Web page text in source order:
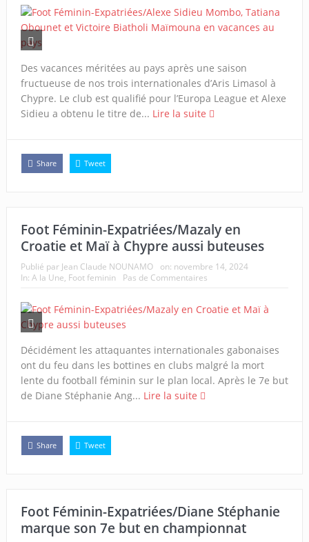
Des vacances méritées au pays après une saison
fructueuse de nos trois internationales d’Aris Limasol à
Chypre. Le club est qualifié pour l’Europa League et Alexe
Sidieu a obtenu le titre de... Lire la suite
Share Tweet
Foot Féminin-Expatriées/Mazaly en
Croatie et Maï à Chypre aussi buteuses
Publié par Jean Claude NOUNAMO on: novembre 14, 2024
In: A la Une, Foot feminin Pas de Commentaires
Décidément les attaquantes internationales gabonaises
ont du feu dans les bottines en clubs malgré la mort
lente du football féminin sur le plan local. Après le 7e but
de Diane Stéphanie Ang... Lire la suite
Share Tweet
Foot Féminin-Expatriées/Diane Stéphanie
marque son 7e but en championnat